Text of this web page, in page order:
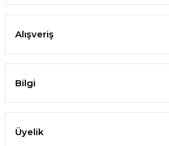
Alışveriş
Bilgi
Üyelik